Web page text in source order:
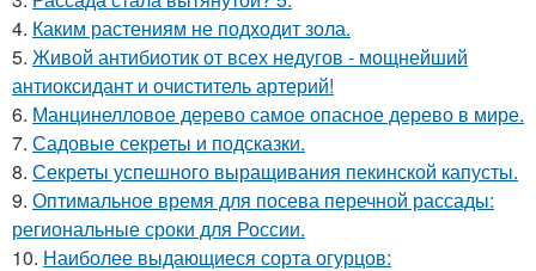
4. Каким растениям не подходит зола.
5. Живой антибиотик от всех недугов - мощнейший
антиоксидант и очиститель артерий!
6. Манцинелловое дерево самое опасное дерево в мире.
7. Садовые секреты и подсказки.
8. Секреты успешного выращивания пекинской капусты.
9. Оптимальное время для посева перечной рассады:
региональные сроки для России.
10. Наиболее выдающиеся сорта огурцов: